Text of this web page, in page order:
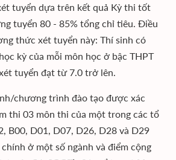
tuyển dựa trên kết quả Kỳ thi tốt
tuyển 80 - 85% tổng chỉ tiêu. Điều
thức xét tuyển này: Thí sinh có
kỳ của mỗi môn học ở bậc THPT
tuyển đạt từ 7.0 trở lên.
chương trình đào tạo được xác
thi 03 môn thi của một trong các tổ
B00, D01, D07, D26, D28 và D29
ở một số ngành và điểm cộng